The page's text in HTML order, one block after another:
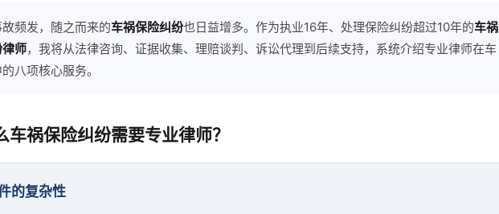
频发，随之而来的车祸保险纠纷也日益增多。作为执业16年、处理保险纠纷超过10年的车祸
师，我将从法律咨询、证据收集、理赔谈判、诉讼代理到后续支持，系统介绍专业律师在车
八项核心服务。
车祸保险纠纷需要专业律师？
的复杂性